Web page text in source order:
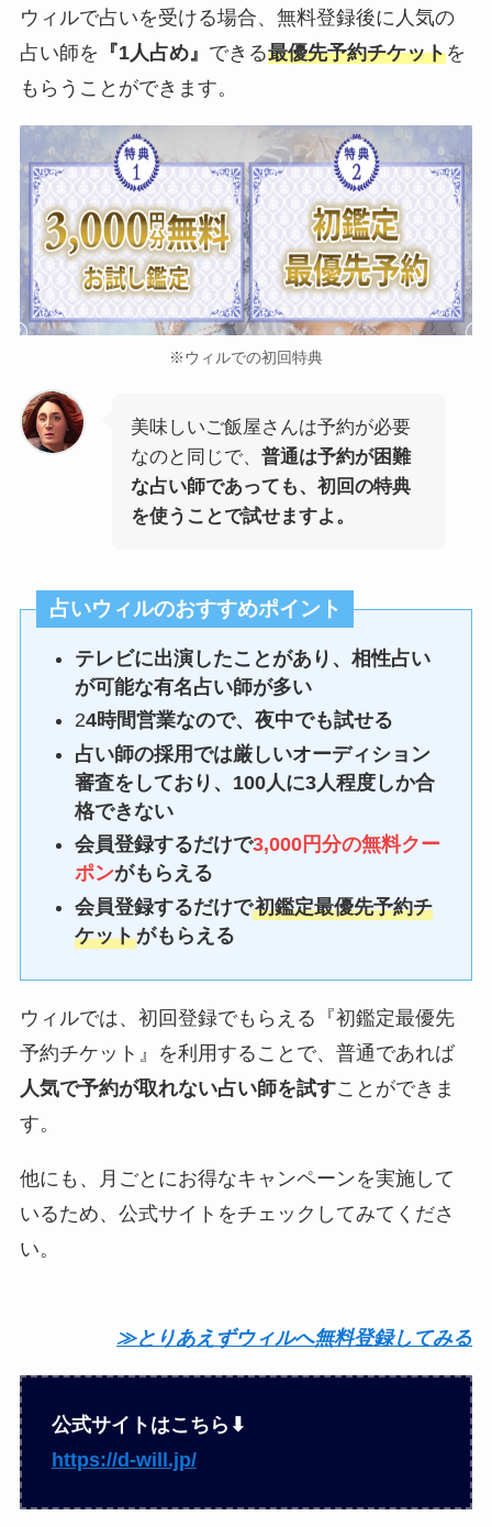
ウィルで占いを受ける場合、無料登録後に人気の
占い師を 『1人占め』 できる最優先予約チケットを
もらうことができます。
※ウィルでの初回特典
美味しいご飯屋さんは予約が必要
なのと同じで、 普通は予約が困難
な占い師であっても、初回の特典
を使うことで試せますよ。
占いウィルのおすすめポイント
テレビに出演したことがあり、相性占い
が可能な有名占い師が多い
24時間営業なので、夜中でも試せる
占い師の採用では厳しいオーディション
審査をしており、100人に3人程度しか合
格できない
会員登録するだけで3,000円分の無料クー
ポンがもらえる
会員登録するだけで初鑑定最優先予約チ
ケットがもらえる
ウィルでは、初回登録でもらえる『初鑑定最優先
予約チケット』を利用することで、普通であれば
人気で予約が取れない占い師を試すことができま
す。
他にも、月ごとにお得なキャンペーンを実施して
いるため、公式サイトをチェックしてみてくださ
い。
≫とりあえずウィルへ無料登録してみる
公式サイトはこちら⬇︎
https://d-will.jp/